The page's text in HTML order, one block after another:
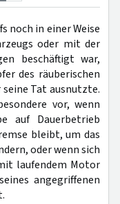
noch in einer Weise
oder mit der
beschäftigt war,
des räuberischen
Tat ausnutzte.
vor, wenn
auf Dauerbetrieb
bleibt, um das
oder wenn sich
laufendem Motor
angegriffenen